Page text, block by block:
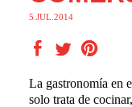
5.JUL.2014
La gastronomía en
solo trata de